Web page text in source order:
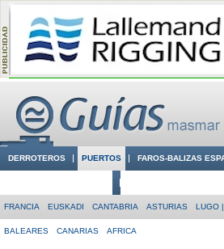
DERROTEROS PUERTOS FAROS-BALIZAS
FRANCIA EUSKADI CANTABRIA ASTURIAS LUGO
BALEARES CANARIAS AFRICA